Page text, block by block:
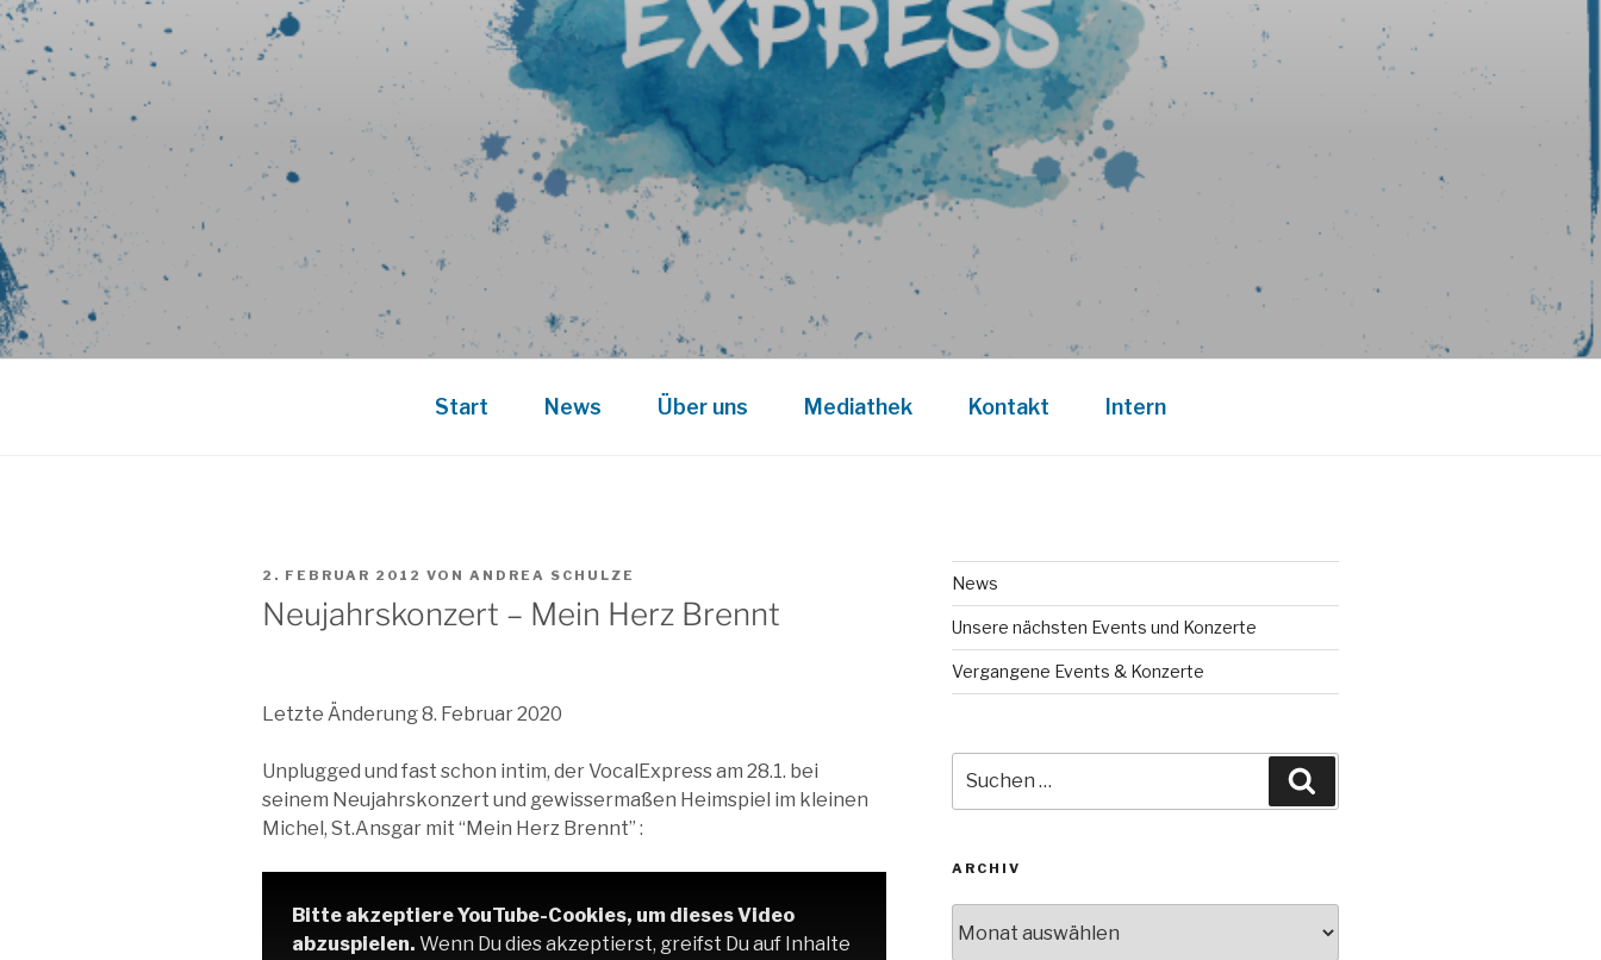
Start News Über uns Mediathek Kontakt Intern
VERÖFFENTLICHT
AM
2. FEBRUAR 2012 VON ANDREA SCHULZE
Neujahrskonzert – Mein Herz Brennt
Letzte Änderung 8. Februar 2020
Unplugged und fast schon intim, der VocalExpress am 28.1. bei
seinem Neujahrskonzert und gewissermaßen Heimspiel im kleinen
Michel, St.Ansgar mit “Mein Herz Brennt” :
Bitte akzeptiere YouTube-Cookies, um dieses Video
abzuspielen. Wenn Du dies akzeptierst, greifst Du auf Inhalte
News
Unsere nächsten Events und Konzerte
Vergangene Events & Konzerte
nach:
ARCHIV